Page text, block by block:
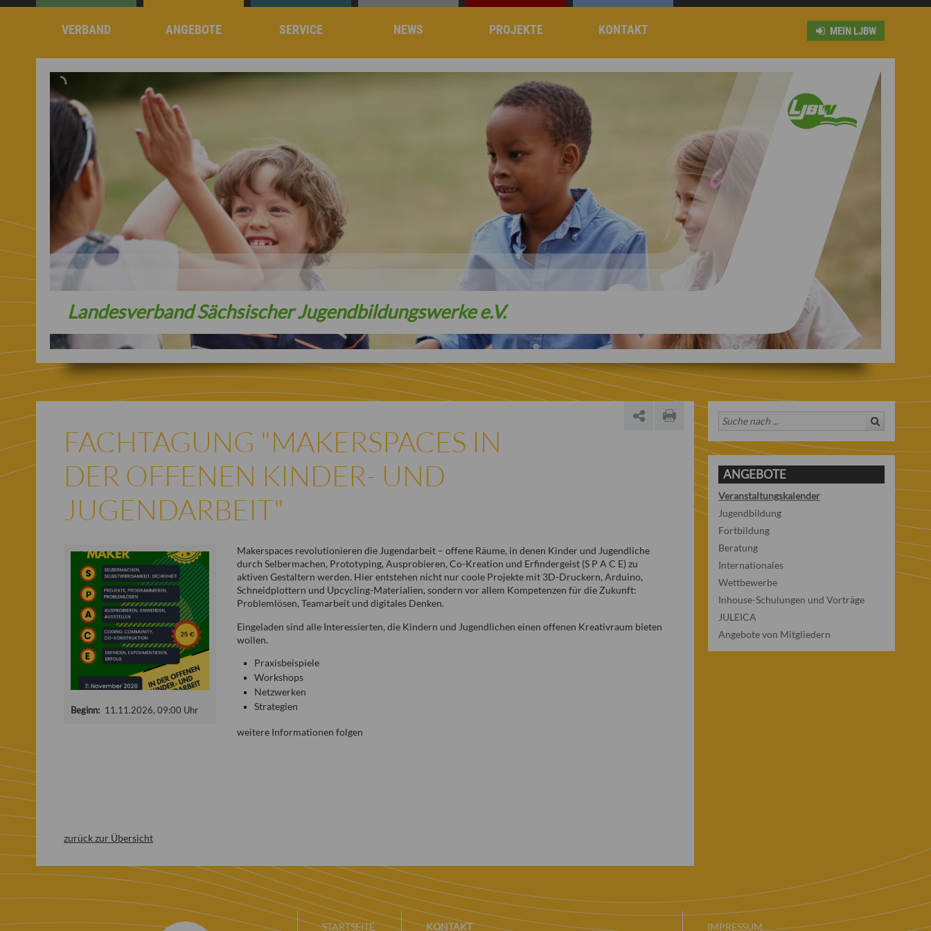
VERBAND ANGEBOTE SERVICE NEWS PROJEKTE KONTAKT MEIN LJBW
Landesverband Sächsischer Jugendbildungswerke e.V.
FACHTAGUNG "MAKERSPACES IN
DER OFFENEN KINDER- UND
JUGENDARBEIT"
Beginn: 11.11.2026, 09:00 Uhr
Makerspaces revolutionieren die Jugendarbeit – offene Räume, in denen Kinder und Jugendliche
durch Selbermachen, Prototyping, Ausprobieren, Co-Kreation und Erfindergeist (S P A C E) zu
aktiven Gestaltern werden. Hier entstehen nicht nur coole Projekte mit 3D-Druckern, Arduino,
Schneidplottern und Upcycling-Materialien, sondern vor allem Kompetenzen für die Zukunft:
Problemlösen, Teamarbeit und digitales Denken.
Eingeladen sind alle Interessierten, die Kindern und Jugendlichen einen offenen Kreativraum bieten
wollen.
Praxisbeispiele
Workshops
Netzwerken
Strategien
weitere Informationen folgen
zurück zur Übersicht
ANGEBOTE
Veranstaltungskalender
Jugendbildung
Fortbildung
Beratung
Internationales
Wettbewerbe
Inhouse-Schulungen und Vorträge
JULEICA
Angebote von Mitgliedern
STARTSEITE KONTAKT IMPRESSUM